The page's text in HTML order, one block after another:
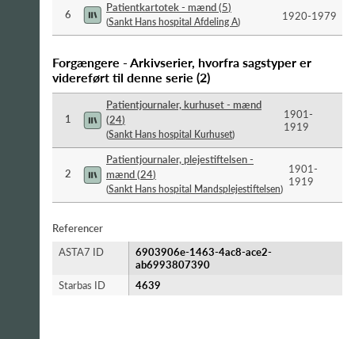
6
Patientkartotek - mænd(5)
(Sankt Hans hospital Afdeling A) 1920-​1979
Forgængere - Arkivserier, hvorfra sagstyper er
videreført til denne serie (2)
1
Patientjournaler, kurhuset - mænd
(24)
(Sankt Hans hospital Kurhuset)
1901-​
1919
2
Patientjournaler, plejestiftelsen -
mænd(24)
(Sankt Hans hospital Mandsplejestiftelsen)
1901-​
1919
Referencer
ASTA7 ID
6903906e-1463-4ac8-ace2-
ab6993807390
Starbas ID
4639